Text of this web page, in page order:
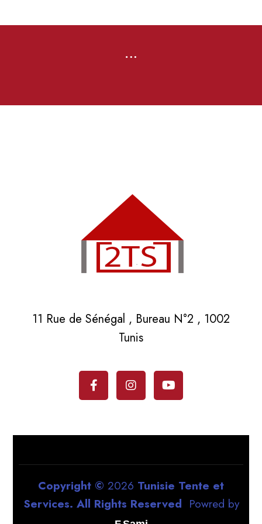
11 Rue de Sénégal , Bureau N°2 , 1002
Tunis
Copyright © 2026 Tunisie Tente et
Services. All Rights Reserved Powred by